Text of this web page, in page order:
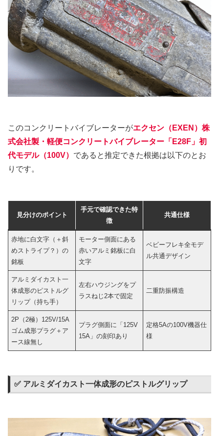
このコンクリートバイブレーターがエクセン（EXEN）株
式会社製・軽便コンクリートバイブレーター「E28F」初
代モデル（100V） であると推定できた根拠は以下のとお
りです。
見分けのポイント
手元で確認できた特
徴
共通仕様
赤地に白文字（＋斜
めストライプ？）の
銘板
モーター側面にある
赤いアルミ銘板に白
文字
ベビーフレキ全モデ
ル共通デザイン
アルミダイカスト一
体成形のピストルグ
リップ（持ち手）
左右ハウジングをプ
ラスねじ2本で固定
二重防振構造
2P（2極）125V/15A
ゴム成形プラグ＋ア
ース線無し
プラグ側面に「125V
15A」の刻印あり
定格5Aの100V機器仕
様
✅ アルミダイカスト一体成形のピストルグリップ